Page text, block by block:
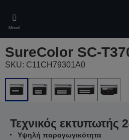
main
content
Μενού
SureColor SC-
SKU: C11CH79301A0
Τεχνικός εκτυπωτής
Υψηλή παραγωγικότητα